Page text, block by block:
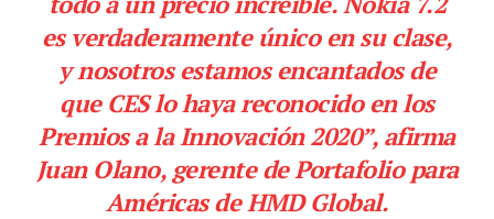
es verdaderamente único en su clase,
y nosotros estamos encantados de
que CES lo haya reconocido en los
Premios a la Innovación 2020”, afirma
Juan Olano, gerente de Portafolio para
Américas de HMD Global.